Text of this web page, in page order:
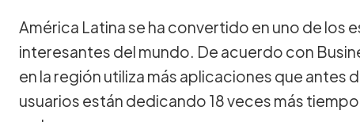
América Latina se ha convertido en uno de los
interesantes del mundo. De acuerdo con
en la región utiliza más aplicaciones que antes
usuarios están dedicando 18 veces más